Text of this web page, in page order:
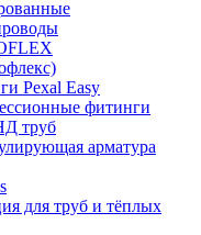
Pexal Easy
фитинги
труб
арматура
для труб и тёплых